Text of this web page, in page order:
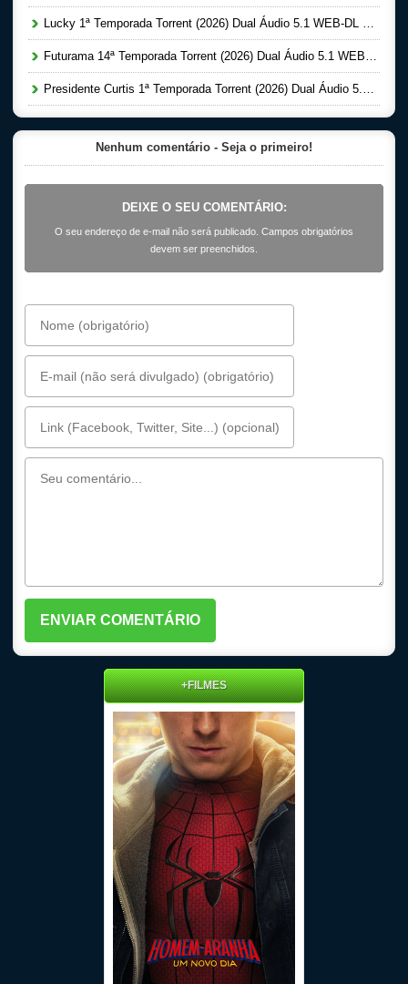
Lucky 1ª Temporada Torrent (2026) Dual Áudio 5.1 WEB-DL 1080p
Futurama 14ª Temporada Torrent (2026) Dual Áudio 5.1 WEB-DL 1080p
Presidente Curtis 1ª Temporada Torrent (2026) Dual Áudio 5.1 WEB-DL 1080p
Nenhum comentário - Seja o primeiro!
DEIXE O SEU COMENTÁRIO:
O seu endereço de e-mail não será publicado. Campos obrigatórios
devem ser preenchidos.
+FILMES